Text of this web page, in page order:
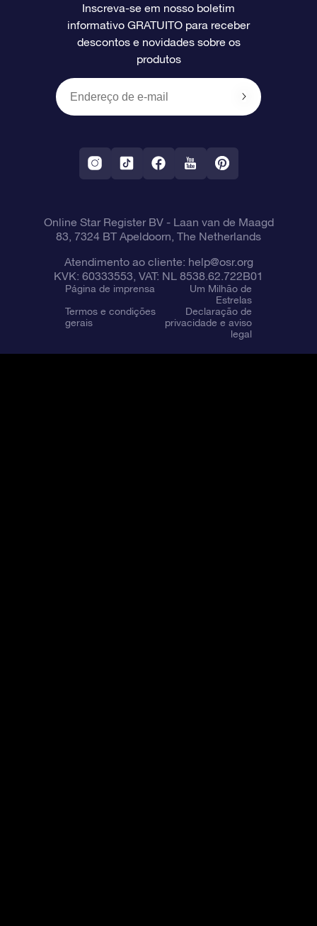
Avaliações
O cartão de presente da OSR
Presentes corporativos
Página estelar personalizada
Um Milhão de Estrelas
OSR Starsaver
Aplicativo RV Fly me to the stars
Informações de pagamento
Política de devolução
Constelações
Inscreva-se em nosso boletim
informativo GRATUITO para receber
descontos e novidades sobre os
produtos
Online Star Register BV- Laan van de Maagd
83, 7324 BT Apeldoorn, The Netherlands
Atendimento ao cliente: help@osr.org
KVK: 60333553, VAT: NL 8538.62.722B01
Página de imprensa
Um Milhão de
Estrelas
Termos e condições
gerais
Declaração de
privacidade e aviso
legal